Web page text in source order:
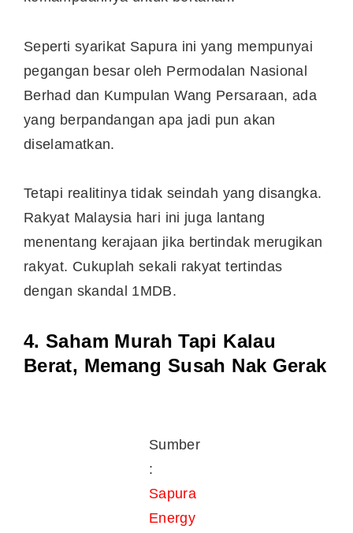
Seperti syarikat Sapura ini yang mempunyai
pegangan besar oleh Permodalan Nasional
Berhad dan Kumpulan Wang Persaraan, ada
yang berpandangan apa jadi pun akan
diselamatkan.
Tetapi realitinya tidak seindah yang disangka.
Rakyat Malaysia hari ini juga lantang
menentang kerajaan jika bertindak merugikan
rakyat. Cukuplah sekali rakyat tertindas
dengan skandal 1MDB.
4. Saham Murah Tapi Kalau
Berat, Memang Susah Nak Gerak
Sumber
:
Sapura
Energy